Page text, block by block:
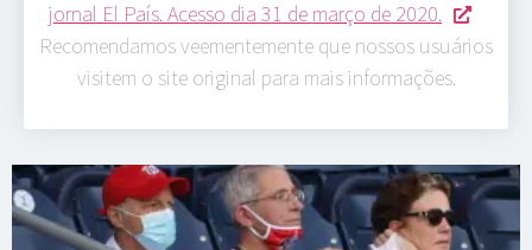
jornal El País. Acesso dia 31 de março de 2020.
Recomendamos veementemente que nossos usuários
visitem o site original para mais informações.